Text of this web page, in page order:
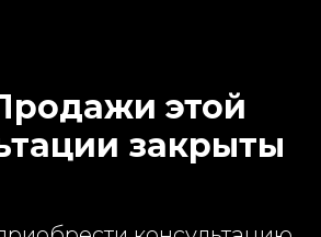
этой
закрыты